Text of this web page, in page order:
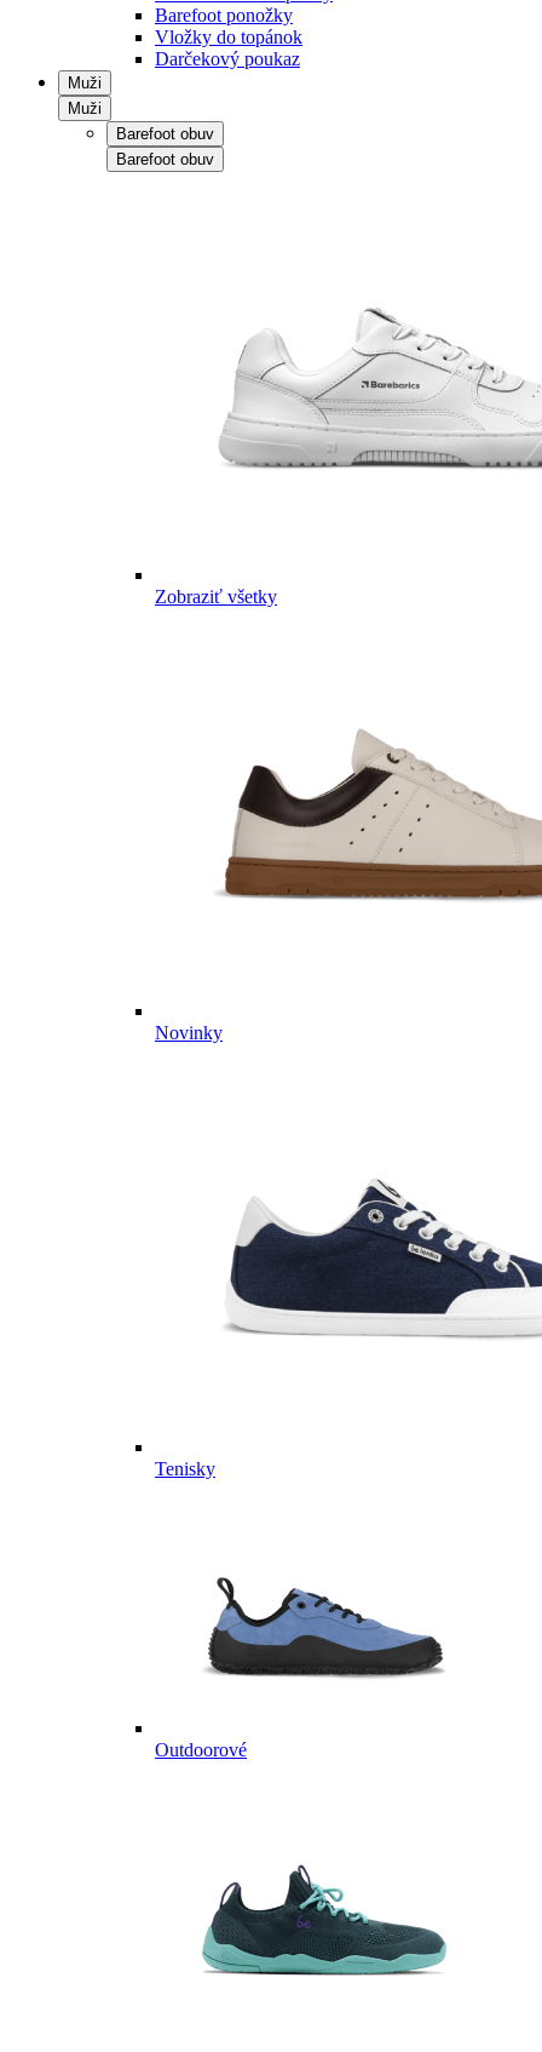
Barefoot ponožky
Vložky do topánok
Darčekový poukaz
Muži
Muži
Barefoot obuv
Barefoot obuv
Zobraziť všetky
Novinky
Tenisky
Outdoorové